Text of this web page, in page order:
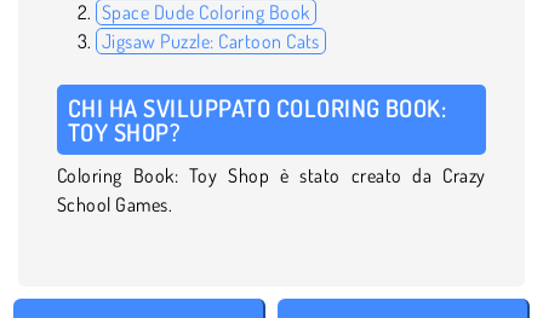
Space Dude Coloring Book
Jigsaw Puzzle: Cartoon Cats
CHI HA SVILUPPATO COLORING BOOK:
TOY SHOP?
Coloring Book: Toy Shop è stato creato da Crazy
School Games.